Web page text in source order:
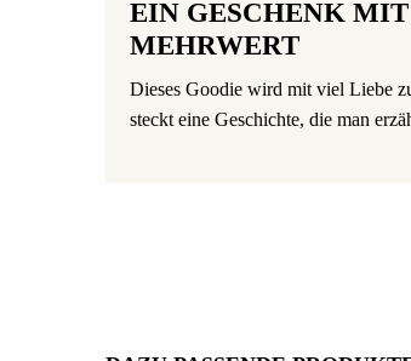
EIN GESCHENK
MEHRWERT
Dieses Goodie wird mit viel Liebe
steckt eine Geschichte, die man